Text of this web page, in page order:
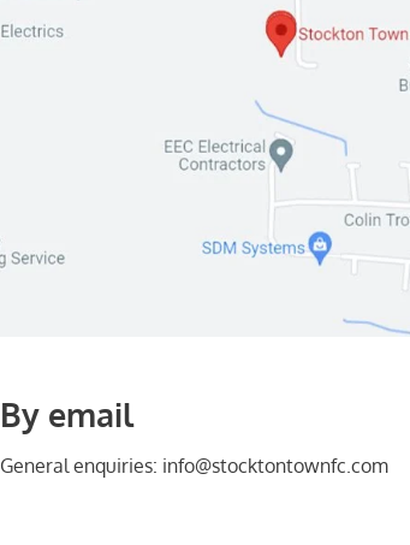
By email
General enquiries: info@stocktontownfc.com